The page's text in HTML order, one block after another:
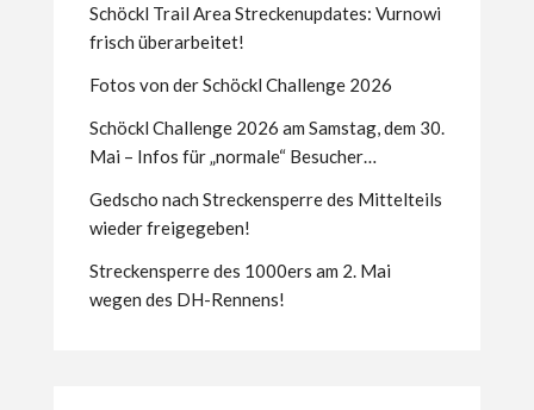
Schöckl Trail Area Streckenupdates: Vurnowi
frisch überarbeitet!
Fotos von der Schöckl Challenge 2026
Schöckl Challenge 2026 am Samstag, dem 30.
Mai – Infos für „normale“ Besucher…
Gedscho nach Streckensperre des Mittelteils
wieder freigegeben!
Streckensperre des 1000ers am 2. Mai
wegen des DH-Rennens!